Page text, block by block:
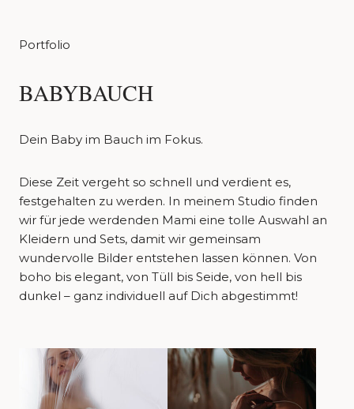
Portfolio
BABYBAUCH
Dein Baby im Bauch im Fokus.
Diese Zeit vergeht so schnell und verdient es,
festgehalten zu werden. In meinem Studio finden
wir für jede werdenden Mami eine tolle Auswahl an
Kleidern und Sets, damit wir gemeinsam
wundervolle Bilder entstehen lassen können. Von
boho bis elegant, von Tüll bis Seide, von hell bis
dunkel – ganz individuell auf Dich abgestimmt!